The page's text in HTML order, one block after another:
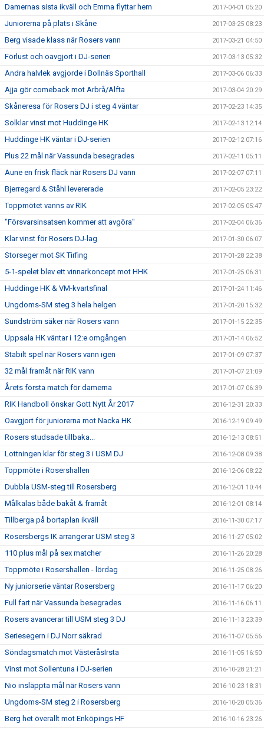
Damernas sista ikväll och Emma flyttar hem 2017-04-01 05:20
Juniorerna på plats i Skåne 2017-03-25 08:23
Berg visade klass när Rosers vann 2017-03-21 04:50
Förlust och oavgjort i DJ-serien 2017-03-13 05:32
Andra halvlek avgjorde i Bollnäs Sporthall 2017-03-06 06:33
Ajja gör comeback mot Arbrå/Alfta 2017-03-04 20:29
Skåneresa för Rosers DJ i steg 4 väntar 2017-02-23 14:35
Solklar vinst mot Huddinge HK 2017-02-13 12:14
Huddinge HK väntar i DJ-serien 2017-02-12 07:16
Plus 22 mål när Vassunda besegrades 2017-02-11 05:11
Aune en frisk fläck när Rosers DJ vann 2017-02-07 07:11
Bjerregard & Ståhl levererade 2017-02-05 23:22
Toppmötet vanns av RIK 2017-02-05 05:47
"Försvarsinsatsen kommer att avgöra" 2017-02-04 06:36
Klar vinst för Rosers DJ-lag 2017-01-30 06:07
Storseger mot SK Tirfing 2017-01-28 22:38
5-1-spelet blev ett vinnarkoncept mot HHK 2017-01-25 06:31
Huddinge HK & VM-kvartsfinal 2017-01-24 11:46
Ungdoms-SM steg 3 hela helgen 2017-01-20 15:32
Sundström säker när Rosers vann 2017-01-15 22:35
Uppsala HK väntar i 12:e omgången 2017-01-14 06:52
Stabilt spel när Rosers vann igen 2017-01-09 07:37
32 mål framåt när RIK vann 2017-01-07 21:09
Årets första match för damerna 2017-01-07 06:39
RIK Handboll önskar Gott Nytt År 2017 2016-12-31 20:33
Oavgjort för juniorerna mot Nacka HK 2016-12-19 09:49
Rosers studsade tillbaka... 2016-12-13 08:51
Lottningen klar för steg 3 i USM DJ 2016-12-08 09:38
Toppmöte i Rosershallen 2016-12-06 08:22
Dubbla USM-steg till Rosersberg 2016-12-01 10:44
Målkalas både bakåt & framåt 2016-12-01 08:14
Tillberga på bortaplan ikväll 2016-11-30 07:17
Rosersbergs IK arrangerar USM steg 3 2016-11-27 05:02
110 plus mål på sex matcher 2016-11-26 20:28
Toppmöte i Rosershallen - lördag 2016-11-25 08:26
Ny juniorserie väntar Rosersberg 2016-11-17 06:20
Full fart när Vassunda besegrades 2016-11-16 06:11
Rosers avancerar till USM steg 3 DJ 2016-11-13 23:39
Seriesegern i DJ Norr säkrad 2016-11-07 05:56
Söndagsmatch mot VästeråsIrsta 2016-11-05 16:50
Vinst mot Sollentuna i DJ-serien 2016-10-28 21:21
Nio insläppta mål när Rosers vann 2016-10-23 18:31
Ungdoms-SM steg 2 i Rosersberg 2016-10-20 05:36
Berg het överallt mot Enköpings HF 2016-10-16 23:26